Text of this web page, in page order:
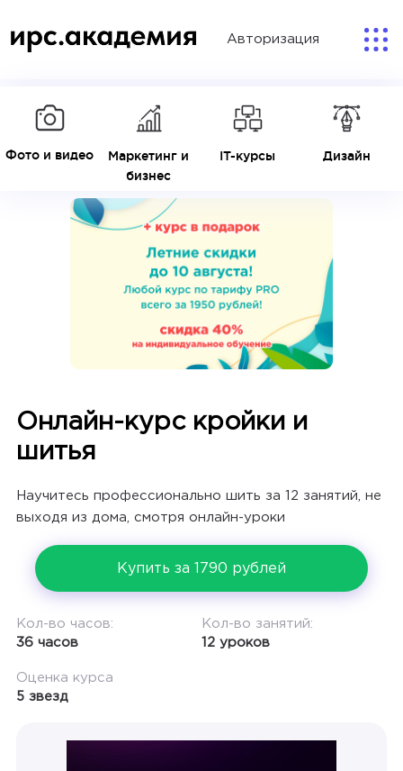
Авторизация
Фото и видео
Маркетинг и
бизнес
IT-курсы Дизайн
Онлайн-курс кройки и
шитья
Научитесь профессионально шить за 12 занятий, не
выходя из дома, смотря онлайн-уроки
Купить за 1790 рублей
Кол-во часов:
36 часов
Кол-во занятий:
12 уроков
Оценка курса
5 звезд